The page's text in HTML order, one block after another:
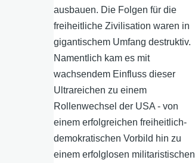
ausbauen. Die Folgen für die
freiheitliche Zivilisation waren in
gigantischem Umfang destruktiv.
Namentlich kam es mit
wachsendem Einfluss dieser
Ultrareichen zu einem
Rollenwechsel der USA - von
einem erfolgreichen freiheitlich-
demokratischen Vorbild hin zu
einem erfolglosen militaristischen